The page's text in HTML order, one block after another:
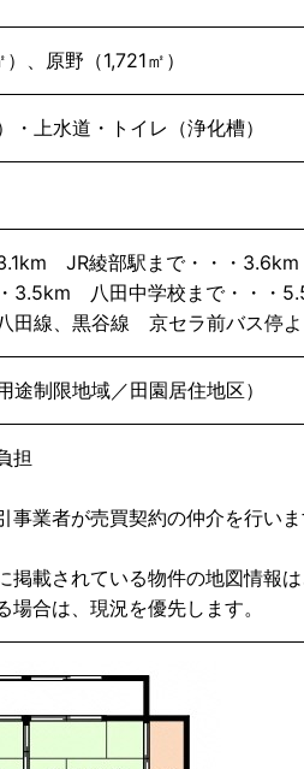
、原野（1,721㎡）
・上水道・トイレ（浄化槽）
JR綾部駅まで・・・3.6km
3.5km 八田中学校まで・・・
田線、黒谷線 京セラ前バス停
途制限地域／田園居住地区）
担
業者が売買契約の仲介を行い
載されている物件の地図情報は
合は、現況を優先します。